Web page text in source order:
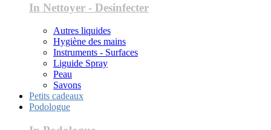
In Nettoyer - Desinfecter
Autres liquides
Hygiène des mains
Instruments - Surfaces
Liguide Spray
Peau
Savons
Petits cadeaux
Podologue